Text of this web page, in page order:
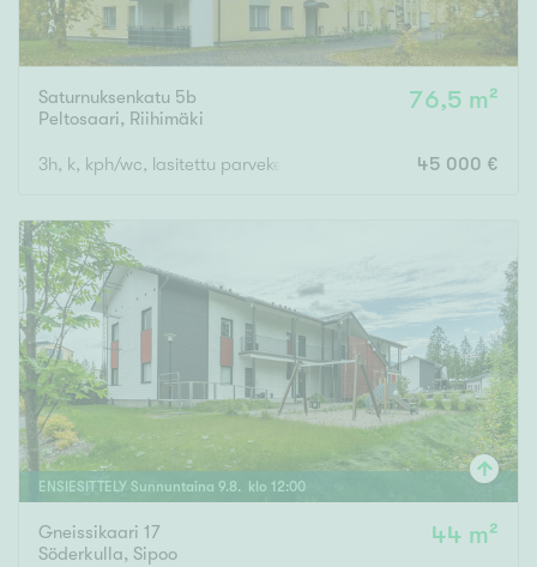
Saturnuksenkatu 5b
Peltosaari, Riihimäki
76,5 m²
3h, k, kph/wc, lasitettu parveke 45 000 €
ENSIESITTELY Sunnuntaina 9.8. klo 12:00
Gneissikaari 17
Söderkulla, Sipoo
44 m²